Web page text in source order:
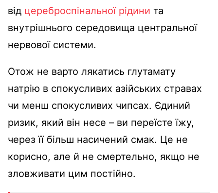
від цереброспінальної рідини та
внутрішнього середовища центральної
нервової системи.
Отож не варто лякатись глутамату
натрію в спокусливих азійських стравах
чи менш спокусливих чипсах. Єдиний
ризик, який він несе – ви переїсте їжу,
через її більш насичений смак. Це не
корисно, але й не смертельно, якщо не
зловживати цим постійно.